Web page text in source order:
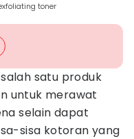
toner
satu produk
untuk merawat
selain dapat
sisa kotoran yang